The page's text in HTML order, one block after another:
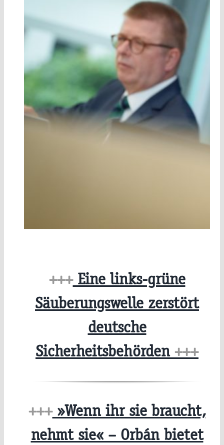
+++Eine links-grüne
Säuberungswelle zerstört
deutsche
Sicherheitsbehörden +++
+++»Wenn ihr sie braucht,
nehmt sie« – Orbán bietet